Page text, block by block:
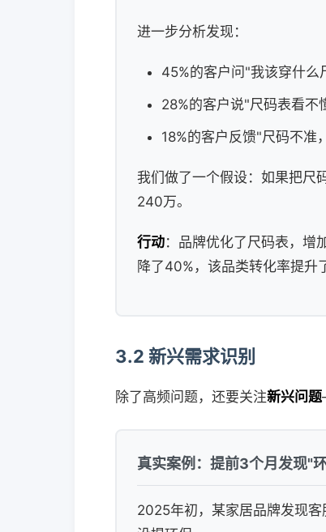
进一步分析发现：
45%的客户问"我该穿什么
28%的客户说"尺码表看不
18%的客户反馈"尺码不准
我们做了一个假设：如果把尺
240万。
行动：品牌优化了尺码表，增
降了40%，该品类转化率提升
3.2 新兴需求识别
除了高频问题，还要关注新兴问题
真实案例：提前3个月发现"
2025年初，某家居品牌发现